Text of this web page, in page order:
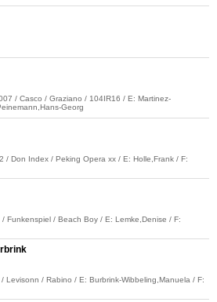
/ Casco / Graziano / 104IR16 / E: Martinez-
Georg
/ Don Index / Peking Opera xx / E: Holle,Frank / F:
Funkenspiel / Beach Boy / E: Lemke,Denise / F:
Levisonn / Rabino / E: Burbrink-Wibbeling,Manuela / F: